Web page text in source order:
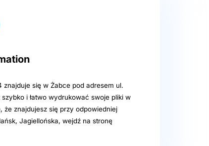
znajduje się w Żabce pod adresem ul.
i łatwo wydrukować swoje pliki w
znajdujesz się przy odpowiedniej
Jagiellońska, wejdź na stronę